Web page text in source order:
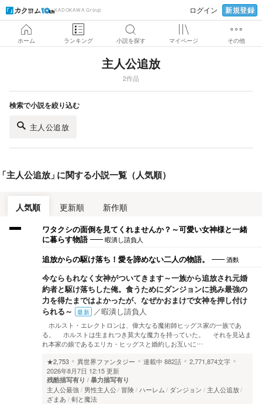
KADOKAWA Group ログイン 新規登録
ホーム ランキング 小説を探す マイページ その他
主人公追放
2作品
検索で小説を絞り込む
主人公追放
主人公追放 」に関する小説一覧（人気順）
人気順 更新順 新作順
ワタクシの面倒を見てくれませんか？～可愛い女神様と一緒
に暮らす物語
暇潰し請負人
追放からの駆け落ち！愛を諦めない二人の物語。 酒麩
今ならもれなく女神がついてきます～一族から追放され元婚
約者と駆け落ちした俺。食うためにダンジョンに挑み最強の
力を得たまではよかったが、なぜかおまけで女神を押し付け
られる～
最新 ／暇潰し請負人
ホルスト・エレクトロンは、偉大なる魔術師ヒッグス家の一族であ
る。 ホルストは生まれつき莫大な魔力を持っていた。 それを見込ま
れ本家の娘であるエリカ・ヒッグスと婚約しお互いに…
★2,753
異世界ファンタジー 連載中 882話
2,771,874文字
2026年8月7日 12:15 更新
残酷描写有り 暴力描写有り
主人公最強 男性主人公 冒険 ハーレム ダンジョン
主人公追放
ざまあ
剣と魔法